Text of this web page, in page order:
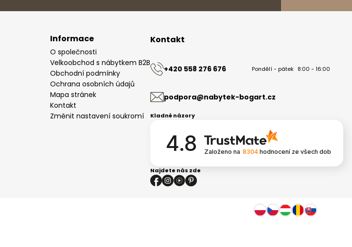
Informace
O společnosti
Velkoobchod s nábytkem B2B
Obchodní podmínky
Ochrana osobních údajů
Mapa stránek
Kontakt
Změnit nastavení soukromí
Kontakt
+420 558 276 676 Pondělí - pátek 8:00 - 16:00
podpora@nabytek-bogart.cz
Kladné názory
4.8 Založeno na 8304 hodnocení ze všech dob
Najdete nás zde